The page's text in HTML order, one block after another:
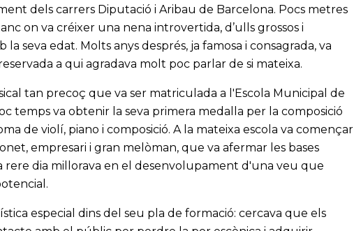
dels carrers Diputació i Aribau de Barcelona. Pocs metres
on va créixer una nena introvertida, d’ulls grossos i
seva edat. Molts anys després, ja famosa i consagrada, va
a qui agradava molt poc parlar de si mateixa.
tan precoç que va ser matriculada a l'Escola Municipal de
temps va obtenir la seva primera medalla per la composició
de violí, piano i composició. A la mateixa escola va començar
empresari i gran melòman, que va afermar les bases
rere dia millorava en el desenvolupament d'una veu que
especial dins del seu pla de formació: cercava que els